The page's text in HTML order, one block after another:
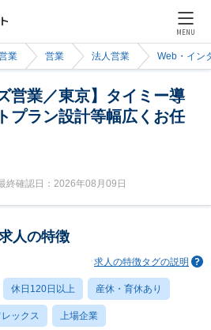
MENU
業 営業 法人営業 Web・イン
営業／東京】タイミー導
プラン設計等幅広くお任
確認日：2026年08月09日
人の特徴
求人の特徴タグの説明
休日120日以上 産休・育休あり
レックス 上場企業